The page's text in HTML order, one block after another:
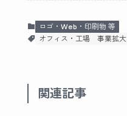
ロゴ・Web・印刷物 等
オフィス・工場
事業拡大
関連記事